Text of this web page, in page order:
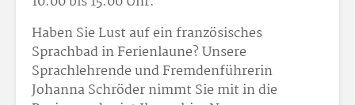
Haben Sie Lust auf ein französisches
Sprachbad in Ferienlaune? Unsere
Sprachlehrende und Fremdenführerin
Johanna Schröder nimmt Sie mit in die